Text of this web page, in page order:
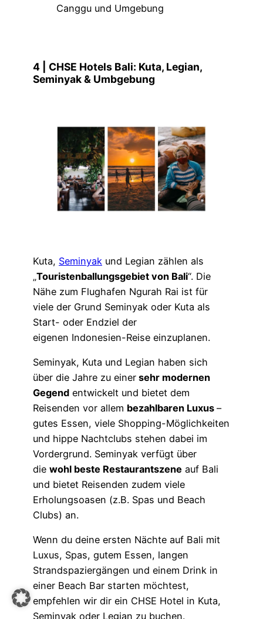
Canggu und Umgebung
4 | CHSE Hotels Bali: Kuta, Legian,
Seminyak & Umbgebung
Kuta, Seminyak und Legian zählen als
„Touristenballungsgebiet von Bali“. Die
Nähe zum Flughafen Ngurah Rai ist für
viele der Grund Seminyak oder Kuta als
Start- oder Endziel der
eigenen Indonesien-Reise einzuplanen.
Seminyak, Kuta und Legian haben sich
über die Jahre zu einer sehr modernen
Gegend entwickelt und bietet dem
Reisenden vor allem bezahlbaren Luxus –
gutes Essen, viele Shopping-Möglichkeiten
und hippe Nachtclubs stehen dabei im
Vordergrund. Seminyak verfügt über
die wohl beste Restaurantszene auf Bali
und bietet Reisenden zudem viele
Erholungsoasen (z.B. Spas und Beach
Clubs) an.
Wenn du deine ersten Nächte auf Bali mit
Luxus, Spas, gutem Essen, langen
Strandspaziergängen und einem Drink in
einer Beach Bar starten möchtest,
empfehlen wir dir ein CHSE Hotel in Kuta,
Seminyak oder Legian zu buchen.